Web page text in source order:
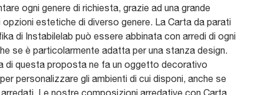
ogni genere di richiesta, grazie ad una grande
opzioni estetiche di diverso genere. La Carta da parati
di Instabilelab può essere abbinata con arredi di ogni
se è particolarmente adatta per una stanza design.
di questa proposta ne fa un oggetto decorativo
personalizzare gli ambienti di cui disponi, anche se
Le nostre composizioni arredative con Carta